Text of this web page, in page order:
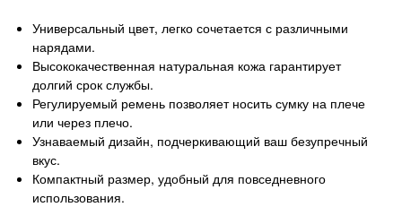
Универсальный цвет, легко сочетается с различными
нарядами.
Высококачественная натуральная кожа гарантирует
долгий срок службы.
Регулируемый ремень позволяет носить сумку на плече
или через плечо.
Узнаваемый дизайн, подчеркивающий ваш безупречный
вкус.
Компактный размер, удобный для повседневного
использования.